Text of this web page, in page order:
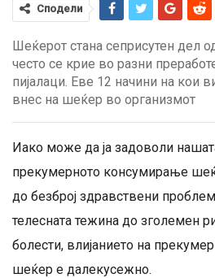
Сподели
Шеќерот стана сеприсутен дел
често се крие во разни
пијалаци. Еве 12 начини на кои
внес на шеќер во организмот
Иако може да ја задоволи
прекумерното консумирање
до безброј здравствени
телесната тежина до зголемен
болести, влијанието на
шеќер е далекусежно.